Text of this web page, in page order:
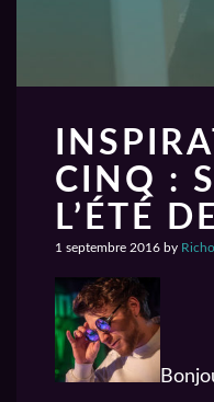
CINQ :
L’ÉTÉ
1 septembre 2016 by